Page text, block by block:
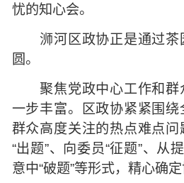
忧的知心会。
浉河区政协正是通过茶
圆。
聚焦党政中心工作和群
一步丰富。区政协紧紧围
群众高度关注的热点难点
“出题”、向委员“征题”、从
意中“破题”等形式，精心确定